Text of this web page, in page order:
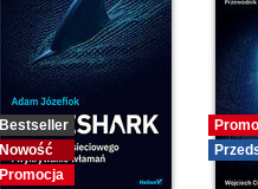
Bestseller
Nowość
Promocja